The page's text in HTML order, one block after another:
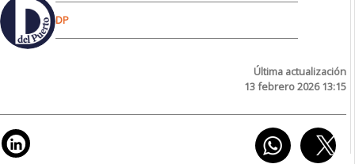
DP
Última actualización
13 febrero 2026 13:15